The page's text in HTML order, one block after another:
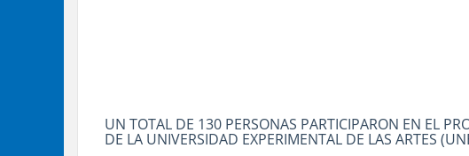
UN TOTAL DE 130 PERSONAS PARTICIPARON EN EL
DE LA UNIVERSIDAD EXPERIMENTAL DE LAS ARTES